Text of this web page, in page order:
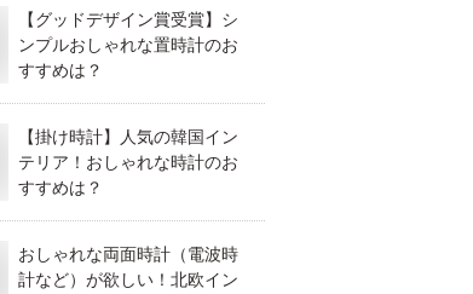
【グッドデザイン賞受賞】シ
ンプルおしゃれな置時計のお
すすめは？
【掛け時計】人気の韓国イン
テリア！おしゃれな時計のお
すすめは？
おしゃれな両面時計（電波時
計など）が欲しい！北欧イン